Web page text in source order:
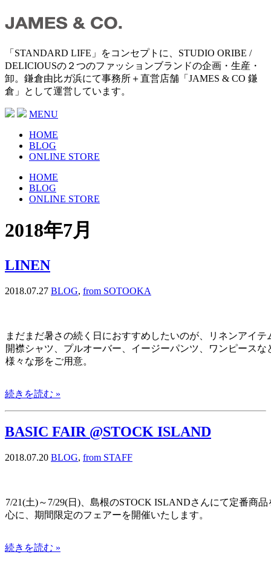
「STANDARD LIFE」をコンセプトに、STUDIO ORIBE /
DELICIOUSの２つのファッションブランドの企画・生産・
卸。鎌倉由比ガ浜にて事務所＋直営店舗「JAMES & CO 鎌
倉」として運営しています。
MENU
HOME
BLOG
ONLINE STORE
HOME
BLOG
ONLINE STORE
2018年7月
LINEN
2018.07.27 BLOG, from SOTOOKA
まだまだ暑さの続く日におすすめしたいのが、リネンアイテ
開襟シャツ、プルオーバー、イージーパンツ、ワンピースな
様々な形をご用意。
続きを読む »
BASIC FAIR @STOCK ISLAND
2018.07.20 BLOG, from STAFF
7/21(土)～7/29(日)、島根のSTOCK ISLANDさんにて定番商品
心に、期間限定のフェアーを開催いたします。
続きを読む »